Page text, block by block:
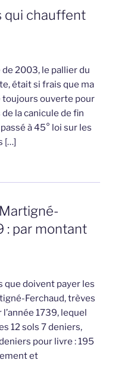
qui chauffent
2003, le pallier du
était si frais que ma
toujours ouverte pour
la canicule de fin
à 45° loi sur les
[…]
: par montant
que doivent payer les
Ferchaud, trèves
1739, lequel
12 sols 7 deniers,
pour livre : 195
et